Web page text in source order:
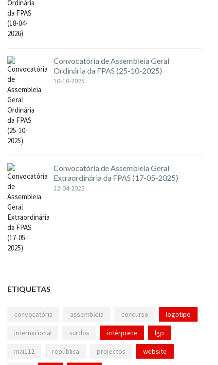
Convocatória de Assembleia Geral
Ordinária da FPAS (25-10-2025)
10-10-2025
Convocatória de Assembleia Geral
Extraordinária da FPAS (17-05-2025)
12-04-2025
ETIQUETAS
convocatória assembleia concurso logotipo
internacional surdos intérprete lgp
mai112 república projectos website